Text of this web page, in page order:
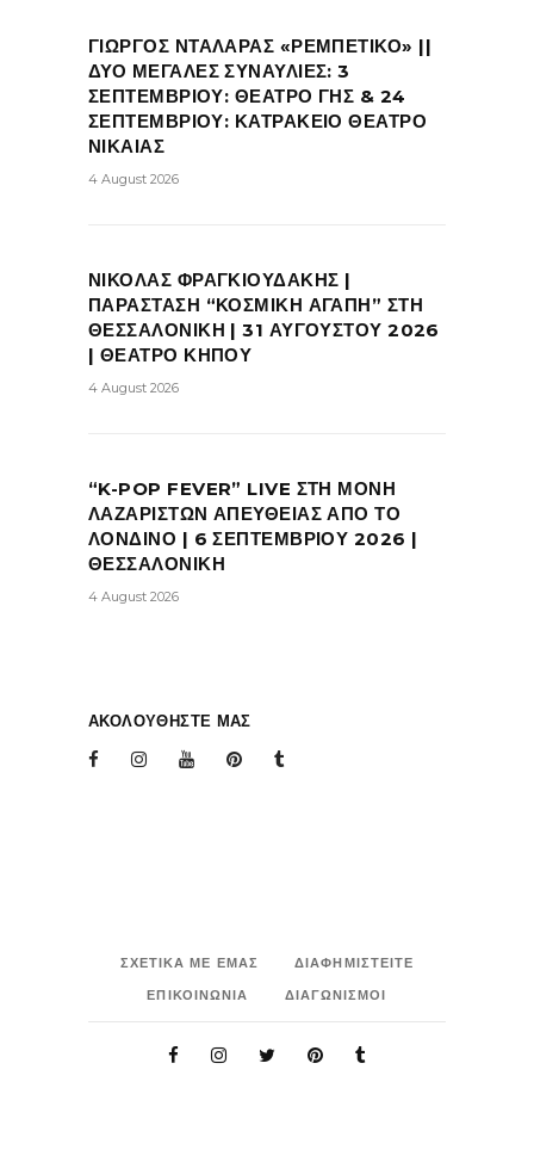
ΓΙΩΡΓΟΣ ΝΤΑΛΑΡΑΣ «ΡΕΜΠΕΤΙΚΟ» ||
ΔΥΟ ΜΕΓΑΛΕΣ ΣΥΝΑΥΛΙΕΣ: 3
ΣΕΠΤΕΜΒΡΙΟΥ: ΘΕΑΤΡΟ ΓΗΣ & 24
ΣΕΠΤΕΜΒΡΙΟΥ: ΚΑΤΡΑΚΕΙΟ ΘΕΑΤΡΟ
ΝΙΚΑΙΑΣ
4 August 2026
ΝΙΚΟΛΑΣ ΦΡΑΓΚΙΟΥΔΑΚΗΣ |
ΠΑΡΑΣΤΑΣΗ “ΚΟΣΜΙΚΗ ΑΓΑΠΗ” ΣΤΗ
ΘΕΣΣΑΛΟΝΙΚΗ | 31 ΑΥΓΟΥΣΤΟΥ 2026
| ΘΕΑΤΡΟ ΚΗΠΟΥ
4 August 2026
“K-POP FEVER” LIVE ΣΤΗ ΜΟΝΗ
ΛΑΖΑΡΙΣΤΩΝ ΑΠΕΥΘΕΙΑΣ ΑΠΟ ΤΟ
ΛΟΝΔΙΝΟ | 6 ΣΕΠΤΕΜΒΡΙΟΥ 2026 |
ΘΕΣΣΑΛΟΝΙΚΗ
4 August 2026
ΑΚΟΛΟΥΘΗΣΤΕ ΜΑΣ
ΣΧΕΤΙΚΑ ΜΕ ΕΜΑΣ
ΔΙΑΦΗΜΙΣΤΕΙΤΕ
ΕΠΙΚΟΙΝΩΝΙΑ
ΔΙΑΓΩΝΙΣΜΟΙ